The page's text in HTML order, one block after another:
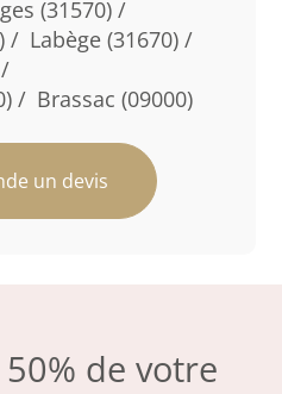
(31570) /
/ Labège (31670) /
/ Brassac (09000)
un devis
de votre